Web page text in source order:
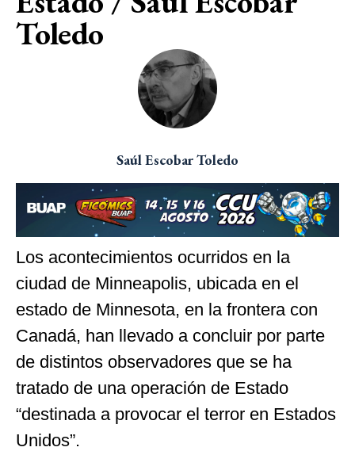
Toledo
Saúl Escobar Toledo
Los acontecimientos ocurridos en la
ciudad de Minneapolis, ubicada en el
estado de Minnesota, en la frontera con
Canadá, han llevado a concluir por parte
de distintos observadores que se ha
tratado de una operación de Estado
“destinada a provocar el terror en Estados
Unidos”.